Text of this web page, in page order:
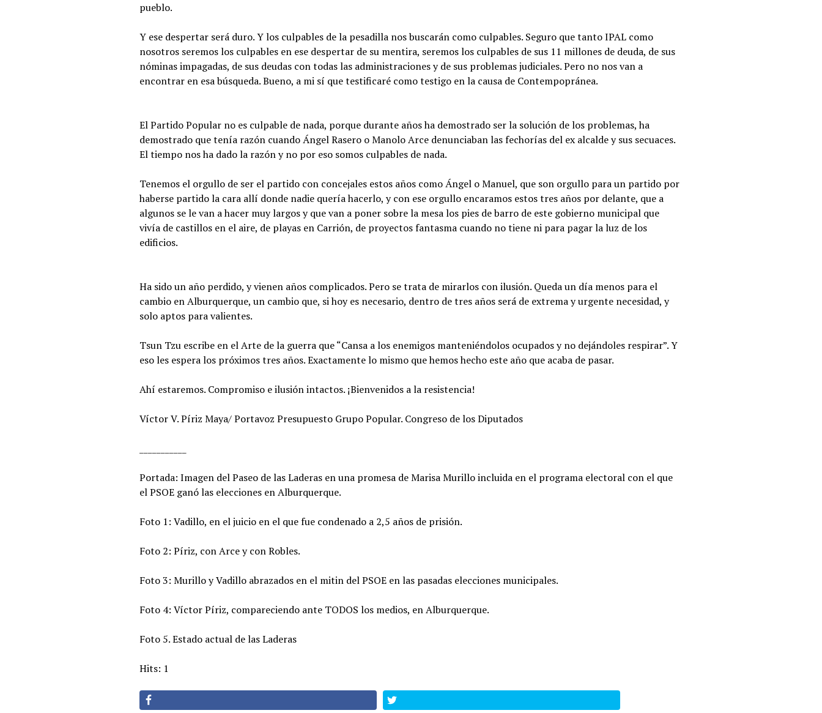
pueblo.
Y ese despertar será duro. Y los culpables de la pesadilla nos buscarán como culpables. Seguro que tanto IPAL como
nosotros seremos los culpables en ese despertar de su mentira, seremos los culpables de sus 11 millones de deuda, de sus
nóminas impagadas, de sus deudas con todas las administraciones y de sus problemas judiciales. Pero no nos van a
encontrar en esa búsqueda. Bueno, a mi sí que testificaré como testigo en la causa de Contempopránea.
El Partido Popular no es culpable de nada, porque durante años ha demostrado ser la solución de los problemas, ha
demostrado que tenía razón cuando Ángel Rasero o Manolo Arce denunciaban las fechorías del ex alcalde y sus secuaces.
El tiempo nos ha dado la razón y no por eso somos culpables de nada.
Tenemos el orgullo de ser el partido con concejales estos años como Ángel o Manuel, que son orgullo para un partido por
haberse partido la cara allí donde nadie quería hacerlo, y con ese orgullo encaramos estos tres años por delante, que a
algunos se le van a hacer muy largos y que van a poner sobre la mesa los pies de barro de este gobierno municipal que
vivía de castillos en el aire, de playas en Carrión, de proyectos fantasma cuando no tiene ni para pagar la luz de los
edificios.
Ha sido un año perdido, y vienen años complicados. Pero se trata de mirarlos con ilusión. Queda un día menos para el
cambio en Alburquerque, un cambio que, si hoy es necesario, dentro de tres años será de extrema y urgente necesidad, y
solo aptos para valientes.
Tsun Tzu escribe en el Arte de la guerra que “Cansa a los enemigos manteniéndolos ocupados y no dejándoles respirar”. Y
eso les espera los próximos tres años. Exactamente lo mismo que hemos hecho este año que acaba de pasar.
Ahí estaremos. Compromiso e ilusión intactos. ¡Bienvenidos a la resistencia!
Víctor V. Píriz Maya/ Portavoz Presupuesto Grupo Popular. Congreso de los Diputados
Portada: Imagen del Paseo de las Laderas en una promesa de Marisa Murillo incluida en el programa electoral con el que
el PSOE ganó las elecciones en Alburquerque.
Foto 1: Vadillo, en el juicio en el que fue condenado a 2,5 años de prisión.
Foto 2: Píriz, con Arce y con Robles.
Foto 3: Murillo y Vadillo abrazados en el mitin del PSOE en las pasadas elecciones municipales.
Foto 4: Víctor Píriz, compareciendo ante TODOS los medios, en Alburquerque.
Foto 5. Estado actual de las Laderas
Hits: 1